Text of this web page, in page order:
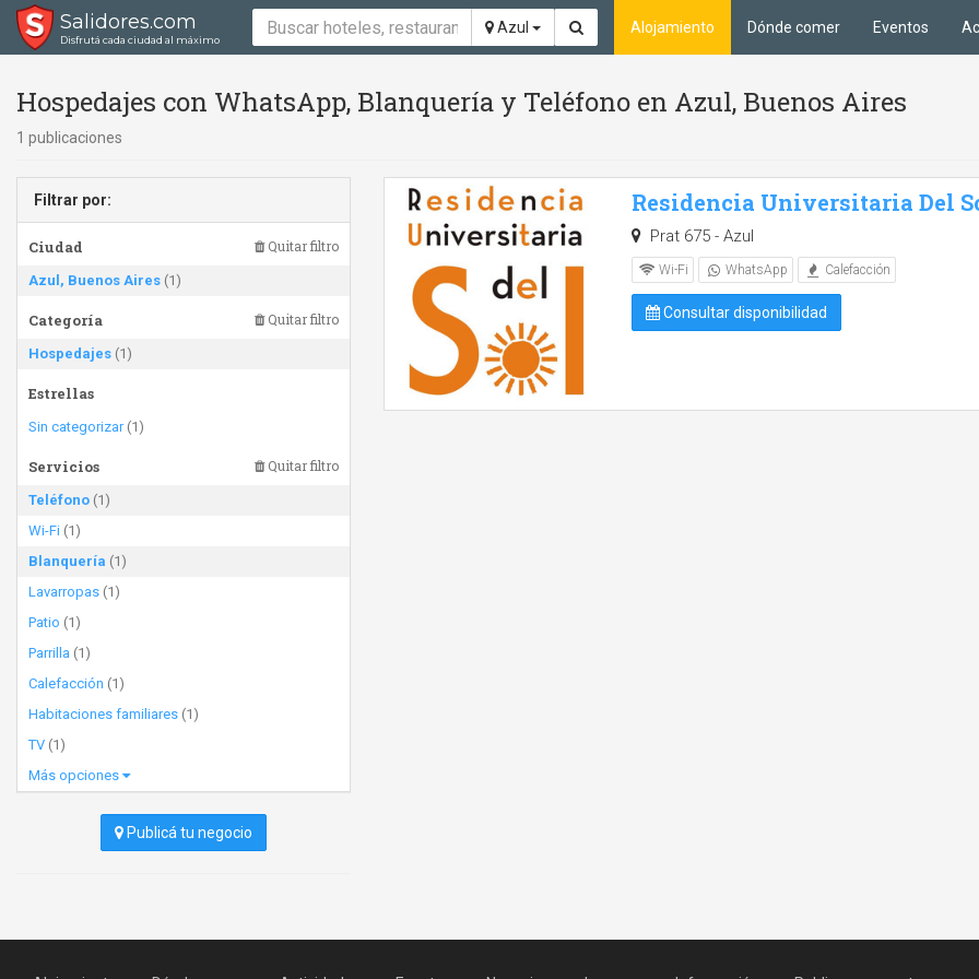
Salidores.com
Disfrutá cada ciudad al máximo
Azul Alojamiento Dónde comer Eventos
Hospedajes con WhatsApp, Blanquería y Teléfono en Azul, Buenos Aires
1 publicaciones
Filtrar por:
Ciudad Quitar filtro
Azul, Buenos Aires (1)
Categoría Quitar filtro
Hospedajes (1)
Estrellas
Sin categorizar(1)
Servicios Quitar filtro
Teléfono (1)
Wi-Fi (1)
Blanquería (1)
Lavarropas (1)
Patio (1)
Parrilla (1)
Calefacción (1)
Habitaciones familiares (1)
TV (1)
Más opciones
Publicá tu negocio
Residencia Universitaria Del
Prat 675 - Azul
Wi-Fi WhatsApp Calefacción
Consultar disponibilidad